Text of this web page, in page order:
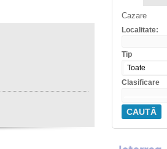
Cazare
Localitate:
Tip
Toate
Clasificare
CAUTĂ